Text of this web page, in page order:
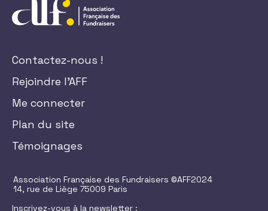
Contactez-nous !
Rejoindre l'AFF
Me connecter
Plan du site
Témoignages
Association Française des Fundraisers ©AFF2024
14, rue de Liège 75009 Paris
Inscrivez-vous à la newsletter :